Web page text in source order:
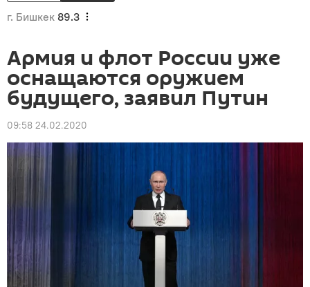
г. Бишкек 89.3
Армия и флот России уже
оснащаются оружием
будущего, заявил Путин
09:58 24.02.2020